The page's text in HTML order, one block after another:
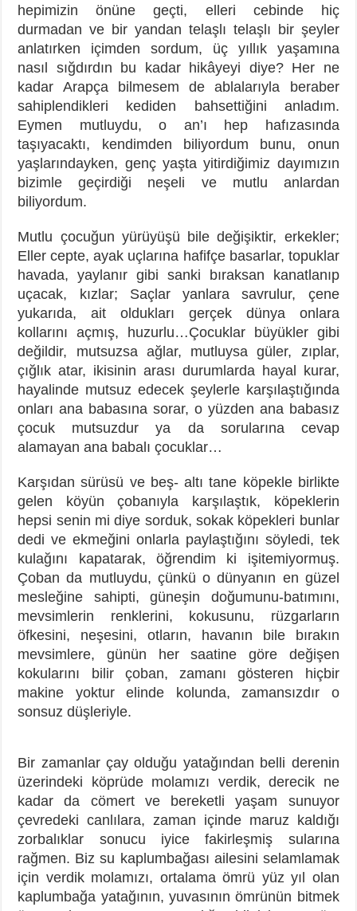
hepimizin önüne geçti, elleri cebinde hiç
durmadan ve bir yandan telaşlı telaşlı bir şeyler
anlatırken içimden sordum, üç yıllık yaşamına
nasıl sığdırdın bu kadar hikâyeyi diye? Her ne
kadar Arapça bilmesem de ablalarıyla beraber
sahiplendikleri kediden bahsettiğini anladım.
Eymen mutluydu, o an’ı hep hafızasında
taşıyacaktı, kendimden biliyordum bunu, onun
yaşlarındayken, genç yaşta yitirdiğimiz dayımızın
bizimle geçirdiği neşeli ve mutlu anlardan
biliyordum.
Mutlu çocuğun yürüyüşü bile değişiktir, erkekler;
Eller cepte, ayak uçlarına hafifçe basarlar, topuklar
havada, yaylanır gibi sanki bıraksan kanatlanıp
uçacak, kızlar; Saçlar yanlara savrulur, çene
yukarıda, ait oldukları gerçek dünya onlara
kollarını açmış, huzurlu…Çocuklar büyükler gibi
değildir, mutsuzsa ağlar, mutluysa güler, zıplar,
çığlık atar, ikisinin arası durumlarda hayal kurar,
hayalinde mutsuz edecek şeylerle karşılaştığında
onları ana babasına sorar, o yüzden ana babasız
çocuk mutsuzdur ya da sorularına cevap
alamayan ana babalı çocuklar…
Karşıdan sürüsü ve beş- altı tane köpekle birlikte
gelen köyün çobanıyla karşılaştık, köpeklerin
hepsi senin mi diye sorduk, sokak köpekleri bunlar
dedi ve ekmeğini onlarla paylaştığını söyledi, tek
kulağını kapatarak, öğrendim ki işitemiyormuş.
Çoban da mutluydu, çünkü o dünyanın en güzel
mesleğine sahipti, güneşin doğumunu-batımını,
mevsimlerin renklerini, kokusunu, rüzgarların
öfkesini, neşesini, otların, havanın bile bırakın
mevsimlere, günün her saatine göre değişen
kokularını bilir çoban, zamanı gösteren hiçbir
makine yoktur elinde kolunda, zamansızdır o
sonsuz düşleriyle.
Bir zamanlar çay olduğu yatağından belli derenin
üzerindeki köprüde molamızı verdik, derecik ne
kadar da cömert ve bereketli yaşam sunuyor
çevredeki canlılara, zaman içinde maruz kaldığı
zorbalıklar sonucu iyice fakirleşmiş sularına
rağmen. Biz su kaplumbağası ailesini selamlamak
için verdik molamızı, ortalama ömrü yüz yıl olan
kaplumbağa yatağının, yuvasının ömrünün bitmek